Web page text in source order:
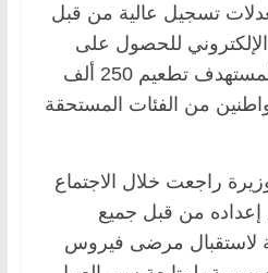
تسجيل عالية من قبل
للحصول على
اللقاح، مؤكدة أنه من المستهدف تطعيم 250 ألف
من الفئات المستحقة
راجعت خلال الاجتماع
إعداده من قبل جميع
لاستقبال مرضى فيروس